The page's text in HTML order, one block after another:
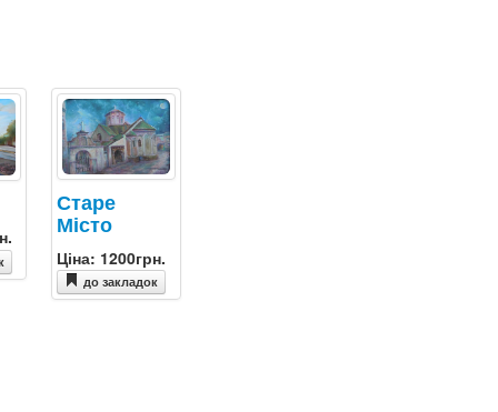
Старе
Місто
Ціна: 1200грн.
до закладок